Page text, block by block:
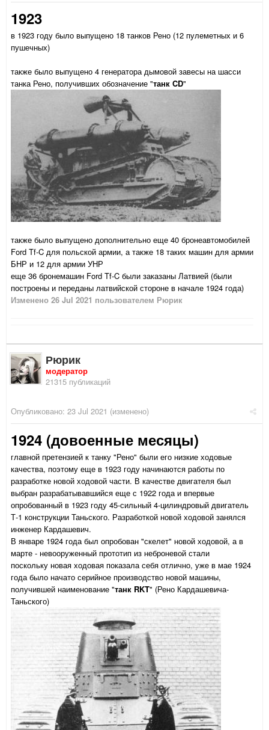
1923
в 1923 году было выпущено 18 танков Рено (12 пулеметных и 6
пушечных)
также было выпущено 4 генератора дымовой завесы на шасси
танка Рено, получивших обозначение "танк CD"
также было выпущено дополнительно еще 40 бронеавтомобилей
Ford Tf-C для польской армии, а также 18 таких машин для армии
БНР и 12 для армии УНР
еще 36 бронемашин Ford Tf-C были заказаны Латвией (были
построены и переданы латвийской стороне в начале 1924 года)
Изменено 26 Jul 2021 пользователем Рюрик
Рюрик
модератор
21315 публикаций
Опубликовано: 23 Jul 2021 (изменено)
1924 (довоенные месяцы)
главной претензией к танку "Рено" были его низкие ходовые
качества, поэтому еще в 1923 году начинаются работы по
разработке новой ходовой части. В качестве двигателя был
выбран разрабатывавшийся еще с 1922 года и впервые
опробованный в 1923 году 45-сильный 4-цилиндровый двигатель
Т-1 конструкции Таньского. Разработкой новой ходовой занялся
инженер Кардашевич.
В январе 1924 года был опробован "скелет" новой ходовой, а в
марте - невооруженный прототип из неброневой стали
поскольку новая ходовая показала себя отлично, уже в мае 1924
года было начато серийное производство новой машины,
получившей наименование "танк RKT" (Рено Кардашевича-
Таньского)